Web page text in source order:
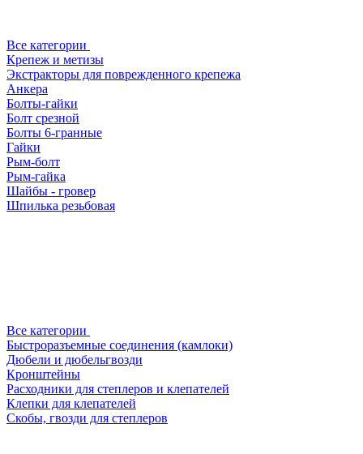
Все категории
Крепеж и метизы
Экстракторы для поврежденного крепежа
Анкера
Болты-гайки
Болт срезной
Болты 6-гранные
Гайки
Рым-болт
Рым-гайка
Шайбы - гровер
Шпилька резьбовая
Все категории
Быстроразъемные соединения (камлоки)
Дюбели и дюбельгвозди
Кронштейны
Расходники для степлеров и клепателей
Клепки для клепателей
Скобы, гвозди для степлеров